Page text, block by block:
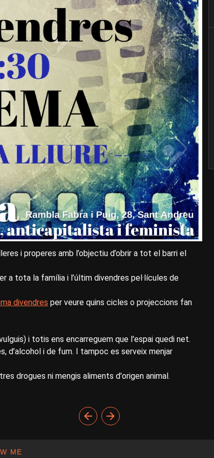
i properes amb l’objectiu d’obrir a tot el barri el
a tota la família i l’últim divendres pel·lícules de
divendres per veure quins cicles o projeccions fan
i totis ens encarreguem que l'espai quedi net.
d’alcohol i de fum. I tampoc es serveix menjar
drogues ni mengis aliments d'origen animal.
ME